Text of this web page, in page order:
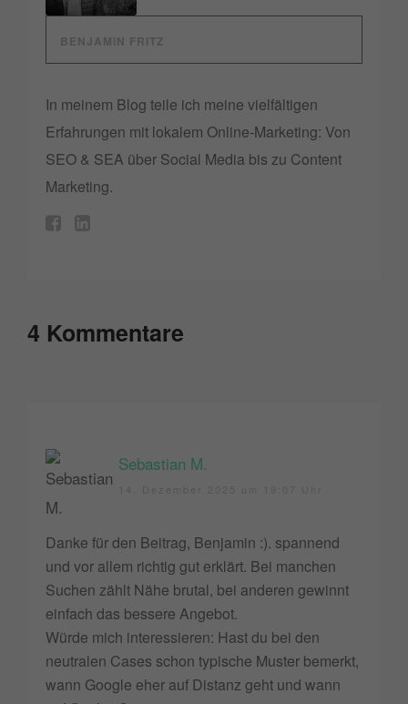
BENJAMIN FRITZ
In meinem Blog teile ich meine vielfältigen
Erfahrungen mit lokalem Online-Marketing: Von
SEO & SEA über Social Media bis zu Content
Marketing.
4 Kommentare
Sebastian M.
Danke für den Beitrag, Benjamin :). spannend
und vor allem richtig gut erklärt. Bei manchen
Suchen zählt Nähe brutal, bei anderen gewinnt
einfach das bessere Angebot.
Würde mich interessieren: Hast du bei den
neutralen Cases schon typische Muster bemerkt,
wann Google eher auf Distanz geht und wann